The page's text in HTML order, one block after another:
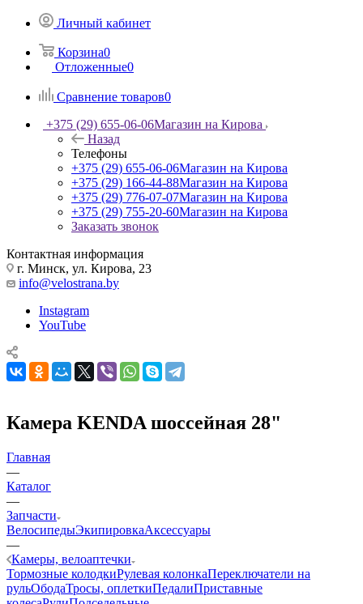
Личный кабинет
Корзина0
Отложенные0
Сравнение товаров0
+375 (29) 655-06-06Магазин на Кирова
Назад
Телефоны
+375 (29) 655-06-06Магазин на Кирова
+375 (29) 166-44-88Магазин на Кирова
+375 (29) 776-07-07Магазин на Кирова
+375 (29) 755-20-60Магазин на Кирова
Заказать звонок
Контактная информация
г. Минск, ул. Кирова, 23
info@velostrana.by
Instagram
YouTube
Камера KENDA шоссейная 28"
Главная
—
Каталог
—
Запчасти
ВелосипедыЭкипировкаАксессуары
—
Камеры, велоаптечки
Тормозные колодкиРулевая колонкаПереключатели на
рульОбодаТросы, оплеткиПедалиПриставные